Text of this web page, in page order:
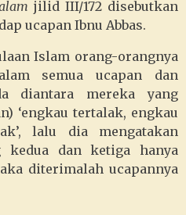
jilid III/172 disebutkan
ucapan Ibnu Abbas.
Islam orang-orangnya
semua ucapan dan
diantara mereka yang
‘engkau tertalak, engkau
lalu dia mengatakan
kedua dan ketiga hanya
diterimalah ucapannya